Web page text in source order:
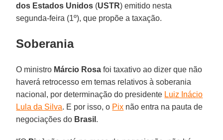
dos Estados Unidos (USTR) emitido nesta
segunda-feira (1º), que propõe a taxação.
Soberania
O ministro Márcio Rosa foi taxativo ao dizer que não
haverá retrocesso em temas relativos à soberania
nacional, por determinação do presidente Luiz Inácio
Lula da Silva. E por isso, o Pix não entra na pauta de
negociações do Brasil .